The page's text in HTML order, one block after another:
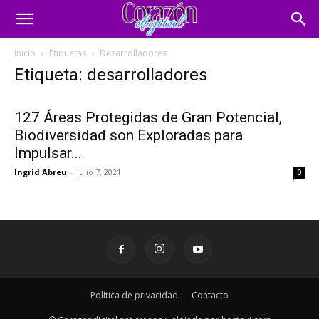
Inicio Etiquetas Desarrolladores
Etiqueta: desarrolladores
127 Áreas Protegidas de Gran Potencial,
Biodiversidad son Exploradas para
Impulsar...
Ingrid Abreu - julio 7, 2021 0
Política de privacidad Contacto